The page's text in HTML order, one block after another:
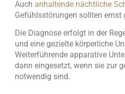
Auch anhaltende nächtliche
Gefühlsstörungen sollten ernst
Die Diagnose erfolgt in der
und eine gezielte körperliche
Weiterführende apparative
dann eingesetzt, wenn sie zur
notwendig sind.